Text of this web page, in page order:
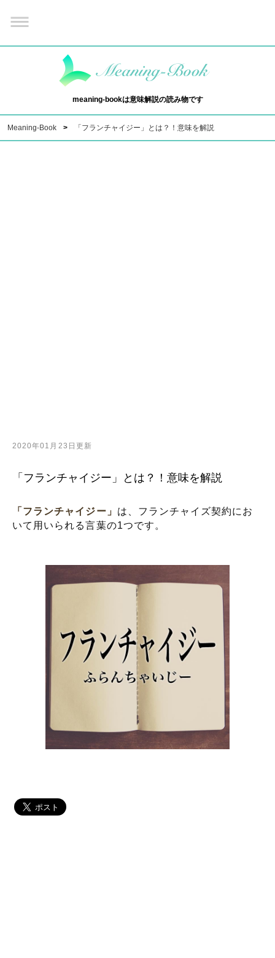
meaning-bookは意味解説の読み物です
Meaning-Book 「フランチャイジー」とは？！意味を解説
2020年01月23日更新
「フランチャイジー」とは？！意味を解説
「フランチャイジー」 は、フランチャイズ契約にお
いて用いられる言葉の1つです。